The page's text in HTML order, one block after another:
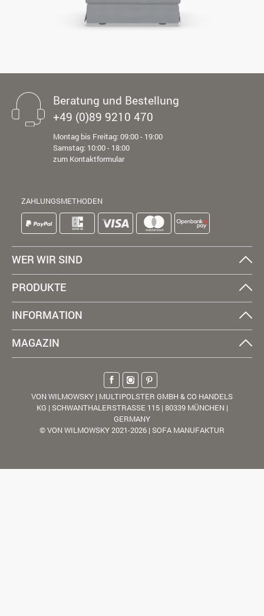
Beratung und Bestellung
+49 (0)89 9210 470
Montag bis Freitag: 09:00 - 19:00
Samstag: 10:00 - 18:00
zum Kontaktformular
ZAHLUNGSMETHODEN
WER WIR SIND
PRODUKTE
INFORMATION
MAGAZIN
VON WILMOWSKY | MULTIPOLSTER GMBH & CO HANDELS
KG | SCHWANTHALERSTRASSE 115 | 80339 MÜNCHEN |
GERMANY
© VON WILMOWSKY 2021-2026 | SOFA MANUFAKTUR